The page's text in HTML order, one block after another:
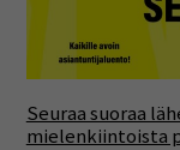
Seuraa suoraa
mielenkiintoista